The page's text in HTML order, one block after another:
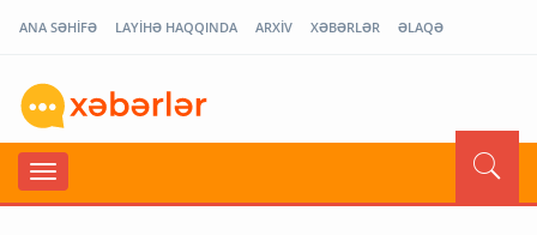
ANA SƏHİFƏ LAYİHƏ HAQQINDA ARXİV XƏBƏRLƏR ƏLAQƏ